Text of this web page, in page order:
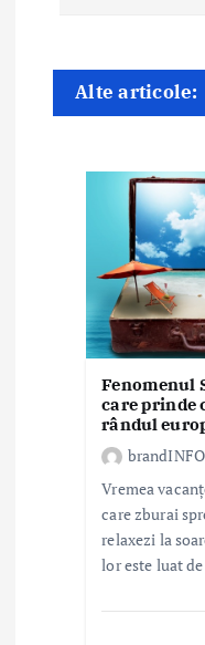
n
a
Alte articole:
Fenomenul
care prinde
rândul
Vremea
care zburai
relaxezi la
lor este luat